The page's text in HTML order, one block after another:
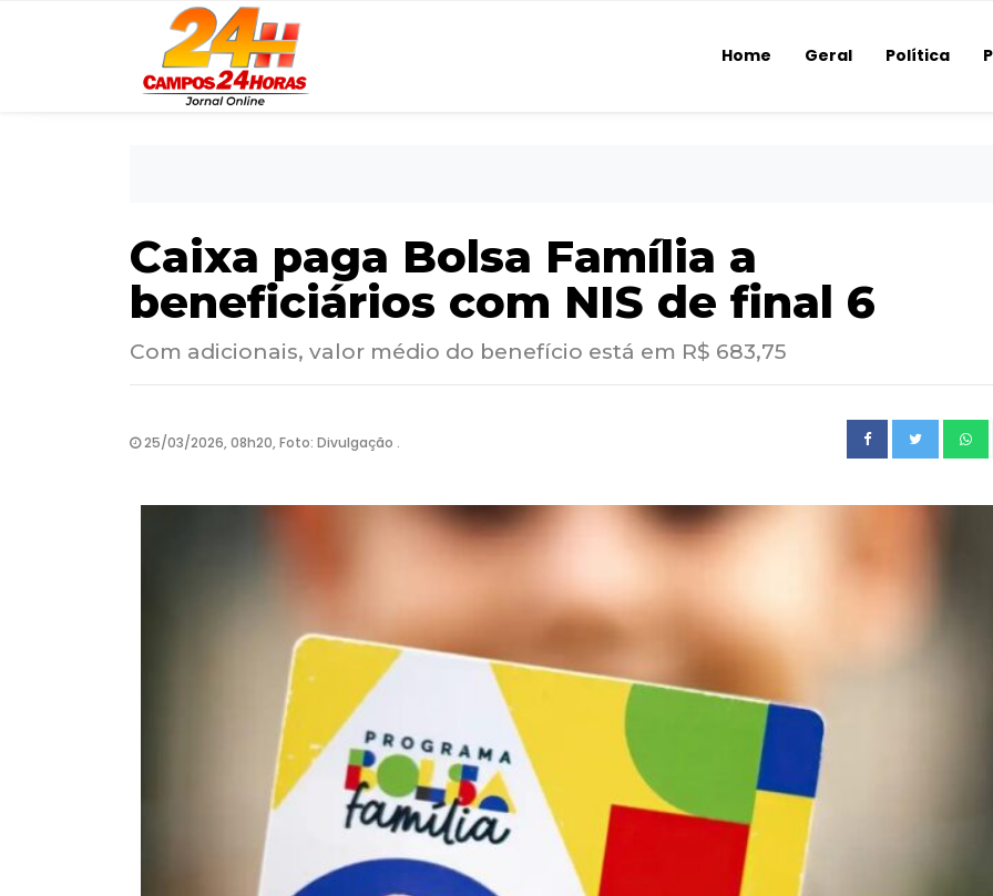
Home Geral Política
Caixa paga Bolsa Família a
beneficiários com NIS de final 6
Com adicionais, valor médio do benefício está em R$ 683,75
25/03/2026, 08h20, Foto: Divulgação .